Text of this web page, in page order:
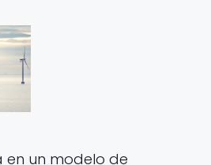
en un modelo de